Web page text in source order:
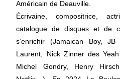
Américain de Deauville.
Écrivaine, compositrice,
catalogue de disques et de
s’enrichir (Jamaican Boy,
Laurent, Nick Zinner des
Michel Gondry, Henry